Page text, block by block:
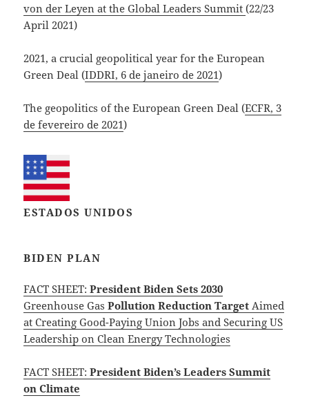
von der Leyen at the Global Leaders Summit(22/23
April 2021)
2021, a crucial geopolitical year for the European
Green Deal (IDDRI, 6 de janeiro de 2021)
The geopolitics of the European Green Deal (ECFR, 3
de fevereiro de 2021)
ESTADOS UNIDOS
BIDEN PLAN
FACT SHEET:President Biden Sets 2030
Greenhouse GasPollution Reduction TargetAimed
at Creating Good-Paying Union Jobs and Securing US
Leadership on Clean Energy Technologies
FACT SHEET:President Biden’s Leaders Summit
on Climate